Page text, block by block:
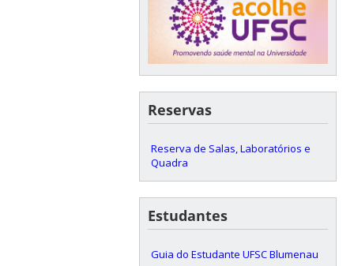
Reservas
Reserva de Salas, Laboratórios e
Quadra
Estudantes
Guia do Estudante UFSC Blumenau